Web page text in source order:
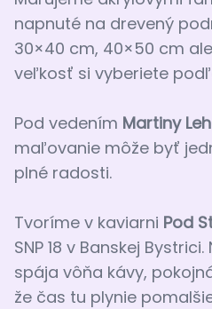
napnuté na drevený
30×40 cm, 40×50 cm
veľkosť si vyberiete
Pod vedením Martiny
maľovanie môže byť
plné radosti.
Tvoríme v kaviarni Pod
SNP 18 v Banskej
spája vôňa kávy,
že čas tu plynie